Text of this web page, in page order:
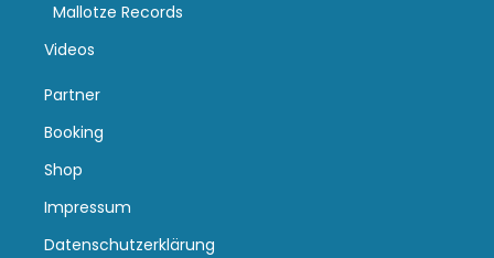
Mallotze Records
Videos
Partner
Booking
Shop
Impressum
Datenschutzerklärung